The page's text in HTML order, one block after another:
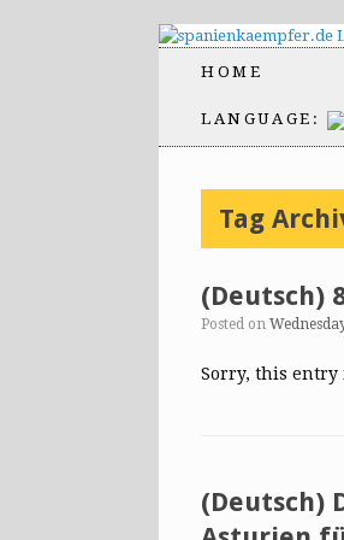
HOME
LANGUAGE:
Tag
(Deutsch)
Posted on
Sorry, this entry
(Deutsch)